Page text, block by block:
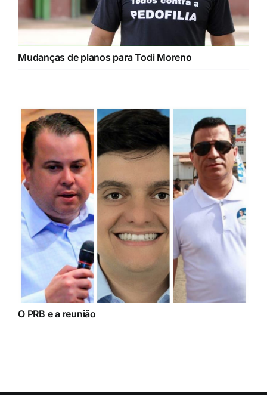
Mudanças de planos para Todi Moreno
O PRB e a reunião